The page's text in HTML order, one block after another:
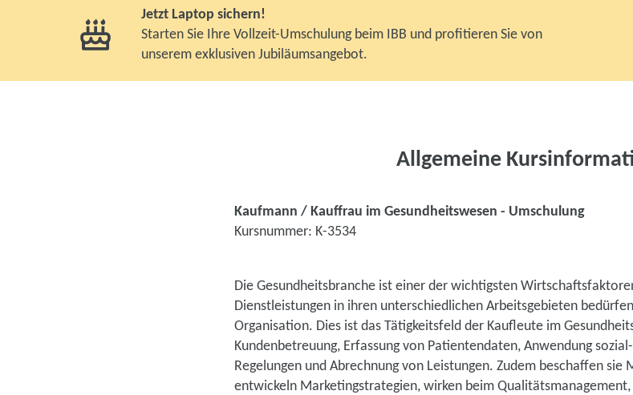
Jetzt Laptop sichern!
Starten Sie Ihre Vollzeit-Umschulung beim IBB und profitieren Sie von
unserem exklusiven Jubiläumsangebot.
Allgemeine
Kaufmann / Kauffrau im Gesundheitswesen - Umschulung
Kursnummer: K-3534
Die Gesundheitsbranche ist einer der wichtigsten
Dienstleistungen in ihren unterschiedlichen Arbeitsgebieten
Organisation. Dies ist das Tätigkeitsfeld der Kaufleute im
Kundenbetreuung, Erfassung von Patientendaten, Anwendung
Regelungen und Abrechnung von Leistungen. Zudem beschaffen
entwickeln Marketingstrategien, wirken beim Qualitätsmanagement,